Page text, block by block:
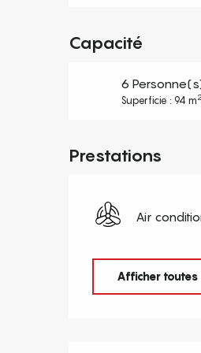
Capacité
6
Superficie : 94 m2
Prestations
Air
Afficher